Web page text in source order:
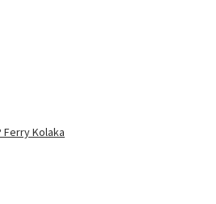
Ferry Kolaka